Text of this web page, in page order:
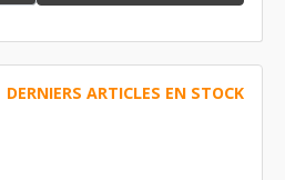
DERNIERS ARTICLES EN STOCK